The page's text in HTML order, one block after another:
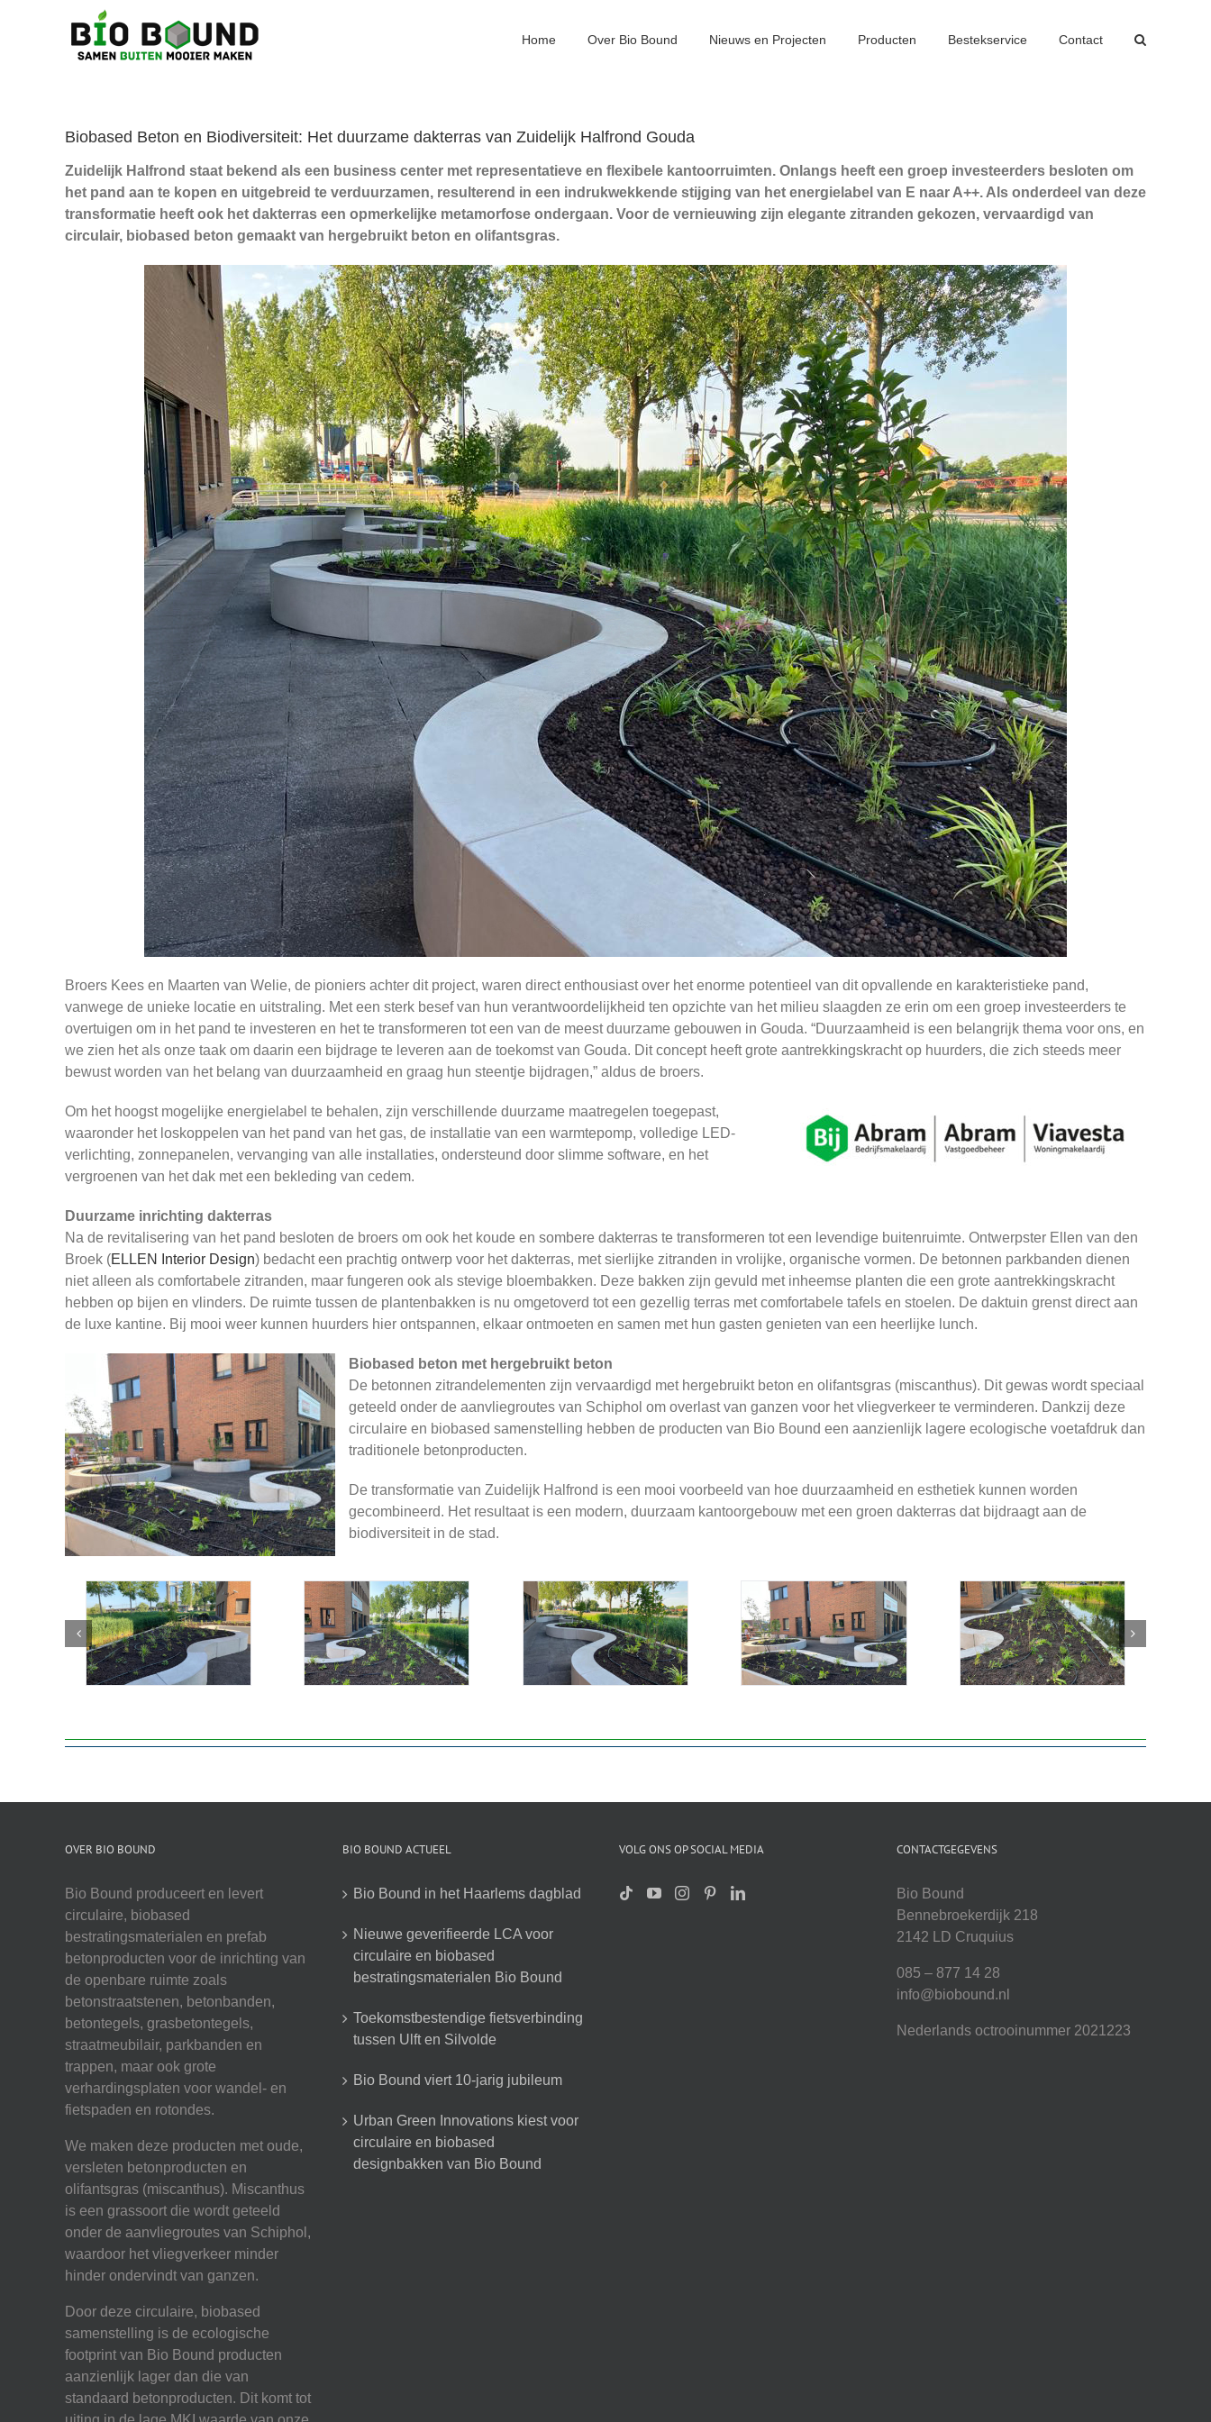
Home Over Bio Bound Nieuws en Projecten Producten Bestekservice Contact
Biobased Beton en Biodiversiteit: Het duurzame dakterras van Zuidelijk Halfrond Gouda
Zuidelijk Halfrond staat bekend als een business center met representatieve en flexibele kantoorruimten. Onlangs heeft een groep investeerders besloten om
het pand aan te kopen en uitgebreid te verduurzamen, resulterend in een indrukwekkende stijging van het energielabel van E naar A++. Als onderdeel van deze
transformatie heeft ook het dakterras een opmerkelijke metamorfose ondergaan. Voor de vernieuwing zijn elegante zitranden gekozen, vervaardigd van
circulair, biobased beton gemaakt van hergebruikt beton en olifantsgras.
Broers Kees en Maarten van Welie, de pioniers achter dit project, waren direct enthousiast over het enorme potentieel van dit opvallende en karakteristieke pand,
vanwege de unieke locatie en uitstraling. Met een sterk besef van hun verantwoordelijkheid ten opzichte van het milieu slaagden ze erin om een groep investeerders te
overtuigen om in het pand te investeren en het te transformeren tot een van de meest duurzame gebouwen in Gouda. “Duurzaamheid is een belangrijk thema voor ons, en
we zien het als onze taak om daarin een bijdrage te leveren aan de toekomst van Gouda. Dit concept heeft grote aantrekkingskracht op huurders, die zich steeds meer
bewust worden van het belang van duurzaamheid en graag hun steentje bijdragen,” aldus de broers.
Om het hoogst mogelijke energielabel te behalen, zijn verschillende duurzame maatregelen toegepast,
waaronder het loskoppelen van het pand van het gas, de installatie van een warmtepomp, volledige LED-
verlichting, zonnepanelen, vervanging van alle installaties, ondersteund door slimme software, en het
vergroenen van het dak met een bekleding van cedem.
Duurzame inrichting dakterras
Na de revitalisering van het pand besloten de broers om ook het koude en sombere dakterras te transformeren tot een levendige buitenruimte. Ontwerpster Ellen van den
Broek (ELLEN Interior Design) bedacht een prachtig ontwerp voor het dakterras, met sierlijke zitranden in vrolijke, organische vormen. De betonnen parkbanden dienen
niet alleen als comfortabele zitranden, maar fungeren ook als stevige bloembakken. Deze bakken zijn gevuld met inheemse planten die een grote aantrekkingskracht
hebben op bijen en vlinders. De ruimte tussen de plantenbakken is nu omgetoverd tot een gezellig terras met comfortabele tafels en stoelen. De daktuin grenst direct aan
de luxe kantine. Bij mooi weer kunnen huurders hier ontspannen, elkaar ontmoeten en samen met hun gasten genieten van een heerlijke lunch.
Biobased beton met hergebruikt beton
De betonnen zitrandelementen zijn vervaardigd met hergebruikt beton en olifantsgras (miscanthus). Dit gewas wordt speciaal
geteeld onder de aanvliegroutes van Schiphol om overlast van ganzen voor het vliegverkeer te verminderen. Dankzij deze
circulaire en biobased samenstelling hebben de producten van Bio Bound een aanzienlijk lagere ecologische voetafdruk dan
traditionele betonproducten.
De transformatie van Zuidelijk Halfrond is een mooi voorbeeld van hoe duurzaamheid en esthetiek kunnen worden
gecombineerd. Het resultaat is een modern, duurzaam kantoorgebouw met een groen dakterras dat bijdraagt aan de
biodiversiteit in de stad.
OVER BIO BOUND
Bio Bound produceert en levert
circulaire, biobased
bestratingsmaterialen en prefab
betonproducten voor de inrichting van
de openbare ruimte zoals
betonstraatstenen, betonbanden,
betontegels, grasbetontegels,
straatmeubilair, parkbanden en
trappen, maar ook grote
verhardingsplaten voor wandel- en
fietspaden en rotondes.
We maken deze producten met oude,
versleten betonproducten en
olifantsgras (miscanthus). Miscanthus
is een grassoort die wordt geteeld
onder de aanvliegroutes van Schiphol,
waardoor het vliegverkeer minder
hinder ondervindt van ganzen.
Door deze circulaire, biobased
samenstelling is de ecologische
footprint van Bio Bound producten
aanzienlijk lager dan die van
standaard betonproducten. Dit komt tot
BIO BOUND ACTUEEL
Bio Bound in het Haarlems dagblad
Nieuwe geverifieerde LCA voor
circulaire en biobased
bestratingsmaterialen Bio Bound
Toekomstbestendige fietsverbinding
tussen Ulft en Silvolde
Bio Bound viert 10-jarig jubileum
Urban Green Innovations kiest voor
circulaire en biobased
designbakken van Bio Bound
VOLG ONS OP SOCIAL MEDIA CONTACTGEGEVENS
Bio Bound
Bennebroekerdijk 218
2142 LD Cruquius
085 – 877 14 28
info@biobound.nl
Nederlands octrooinummer 2021223